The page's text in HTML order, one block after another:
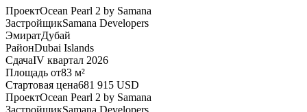
ПроектOcean Pearl 2 by Samana
ЗастройщикSamana Developers
ЭмиратДубай
РайонDubai Islands
СдачаIV квартал 2026
Площадь от83 м²
Стартовая цена681 915 USD
ПроектOcean Pearl 2 by Samana